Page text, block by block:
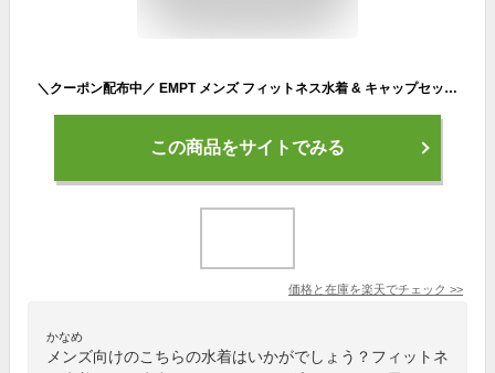
＼クーポン配布中／ EMPT メンズ フィットネス水着 & キャップセット 耳栓 鼻栓 付｜フィットネスに最適なスイムウェアスポーツ 男性用 ショートパンツ 競泳水着 練習水着 大きいサイズ ダイエット 海パン マリンスポーツ サーフィン トライアスロン 初心者
この商品をサイトでみる
価格と在庫を楽天でチェック >>
かなめ
メンズ向けのこちらの水着はいかがでしょう？フィットネ